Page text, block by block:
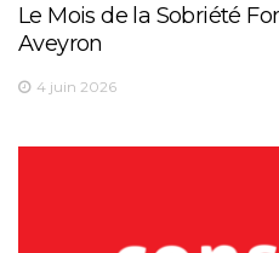
Le Mois de la Sobriété
Aveyron
4 juin 2026